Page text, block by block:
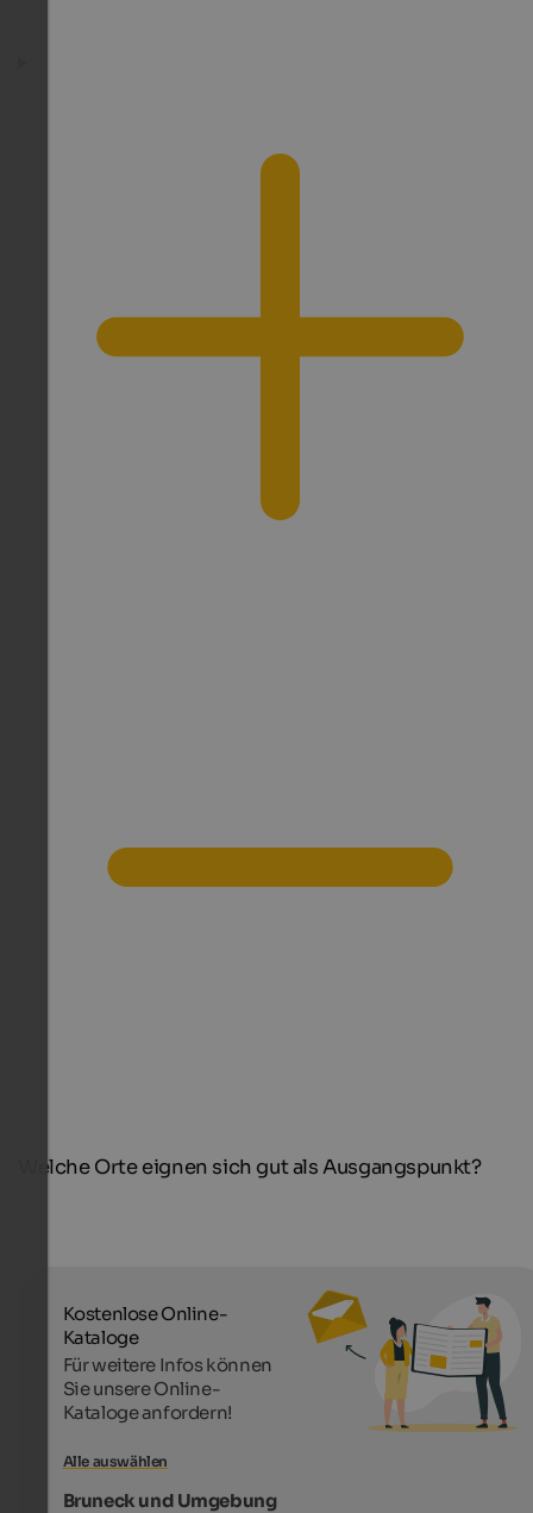
Welche Orte eignen sich gut als Ausgangspunkt?
Kostenlose Online-
Kataloge
Für weitere Infos können
Sie unsere Online-
Kataloge anfordern!
Alle auswählen
Bruneck und Umgebung